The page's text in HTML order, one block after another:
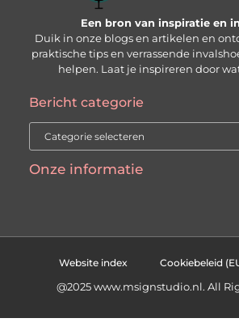
Een bron van inspiratie en
Duik in onze blogs en artikelen en
praktische tips en verrassende
helpen. Laat je inspireren door
Bericht categorie
Onze informatie
Website index Cookiebeleid
@2025 www.msignstudio.nl. All